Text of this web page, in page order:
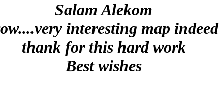
Salam Alekom
interesting map indeed
thank for this hard work
Best wishes